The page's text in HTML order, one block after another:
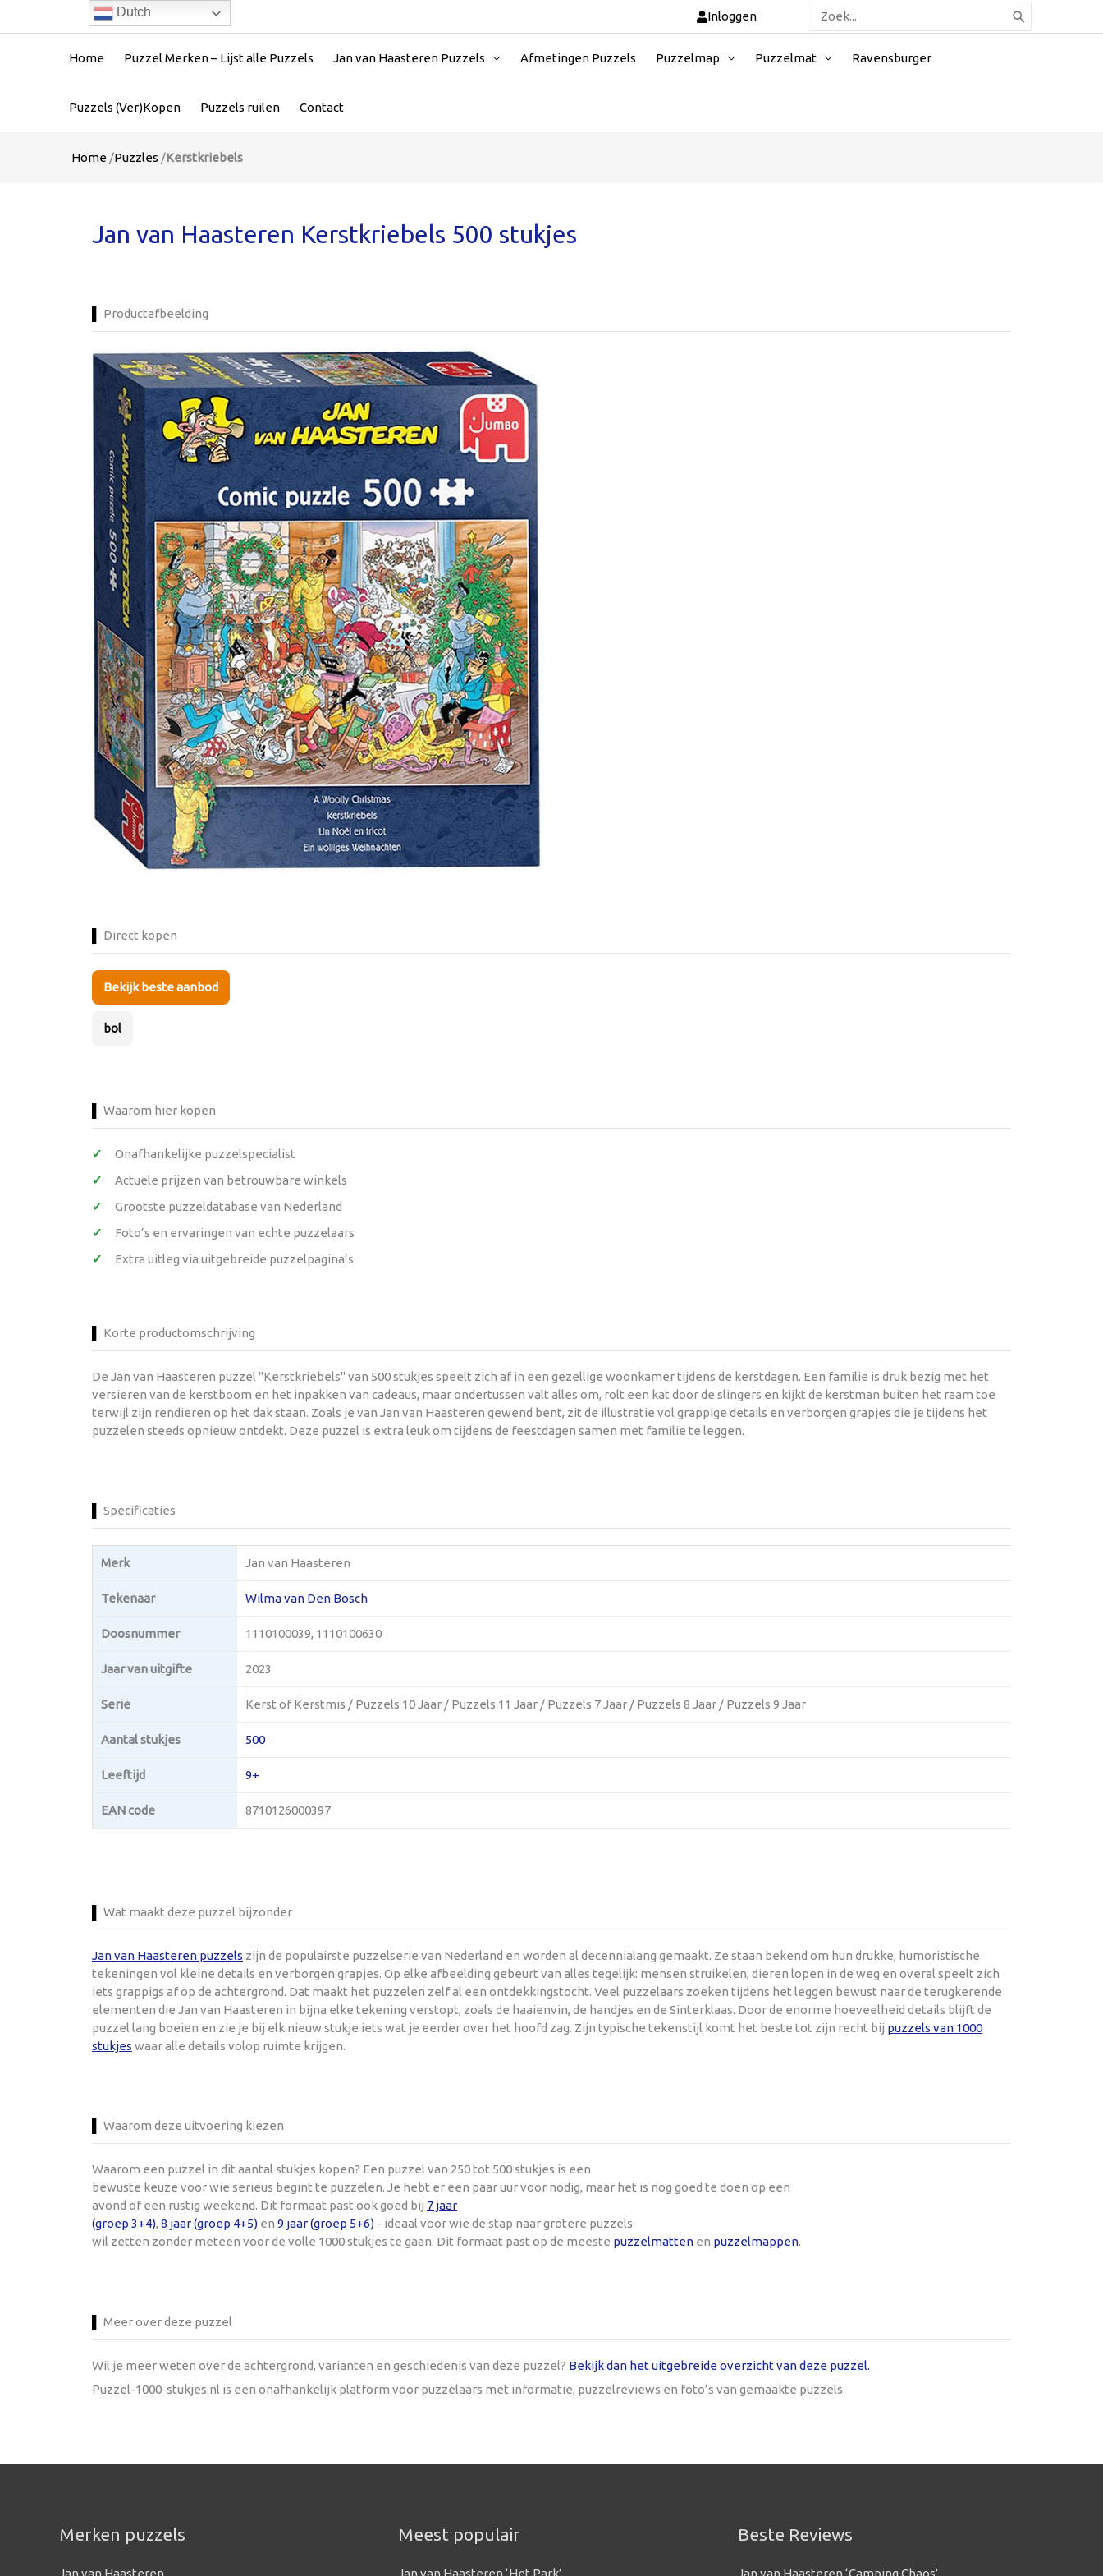
Inloggen
Zoeken
naar:
Home Puzzel Merken – Lijst alle Puzzels Jan van Haasteren Puzzels Afmetingen Puzzels Puzzelmap Puzzelmat Ravensburger
Puzzels (Ver)Kopen Puzzels ruilen Contact
Home /Puzzles /Kerstkriebels
Jan van Haasteren Kerstkriebels 500 stukjes
Productafbeelding
Direct kopen
Bekijk beste aanbod
bol
Waarom hier kopen
Onafhankelijke puzzelspecialist
Actuele prijzen van betrouwbare winkels
Grootste puzzeldatabase van Nederland
Foto’s en ervaringen van echte puzzelaars
Extra uitleg via uitgebreide puzzelpagina’s
Korte productomschrijving
De Jan van Haasteren puzzel "Kerstkriebels" van 500 stukjes speelt zich af in een gezellige woonkamer tijdens de kerstdagen. Een familie is druk bezig met het
versieren van de kerstboom en het inpakken van cadeaus, maar ondertussen valt alles om, rolt een kat door de slingers en kijkt de kerstman buiten het raam toe
terwijl zijn rendieren op het dak staan. Zoals je van Jan van Haasteren gewend bent, zit de illustratie vol grappige details en verborgen grapjes die je tijdens het
puzzelen steeds opnieuw ontdekt. Deze puzzel is extra leuk om tijdens de feestdagen samen met familie te leggen.
Specificaties
Merk Jan van Haasteren
Tekenaar Wilma van Den Bosch
Doosnummer 1110100039, 1110100630
Jaar van uitgifte 2023
Serie Kerst of Kerstmis / Puzzels 10 Jaar / Puzzels 11 Jaar / Puzzels 7 Jaar / Puzzels 8 Jaar / Puzzels 9 Jaar
Aantal stukjes 500
Leeftijd 9+
EAN code 8710126000397
Wat maakt deze puzzel bijzonder
Jan van Haasteren puzzels zijn de populairste puzzelserie van Nederland en worden al decennialang gemaakt. Ze staan bekend om hun drukke, humoristische
tekeningen vol kleine details en verborgen grapjes. Op elke afbeelding gebeurt van alles tegelijk: mensen struikelen, dieren lopen in de weg en overal speelt zich
iets grappigs af op de achtergrond. Dat maakt het puzzelen zelf al een ontdekkingstocht. Veel puzzelaars zoeken tijdens het leggen bewust naar de terugkerende
elementen die Jan van Haasteren in bijna elke tekening verstopt, zoals de haaienvin, de handjes en de Sinterklaas. Door de enorme hoeveelheid details blijft de
puzzel lang boeien en zie je bij elk nieuw stukje iets wat je eerder over het hoofd zag. Zijn typische tekenstijl komt het beste tot zijn recht bij puzzels van 1000
stukjes waar alle details volop ruimte krijgen.
Waarom deze uitvoering kiezen
Waarom een puzzel in dit aantal stukjes kopen? Een puzzel van 250 tot 500 stukjes is een
bewuste keuze voor wie serieus begint te puzzelen. Je hebt er een paar uur voor nodig, maar het is nog goed te doen op een
avond of een rustig weekend. Dit formaat past ook goed bij 7 jaar
(groep 3+4), 8 jaar (groep 4+5) en 9 jaar (groep 5+6) - ideaal voor wie de stap naar grotere puzzels
wil zetten zonder meteen voor de volle 1000 stukjes te gaan. Dit formaat past op de meeste puzzelmatten en puzzelmappen.
Meer over deze puzzel
Wil je meer weten over de achtergrond, varianten en geschiedenis van deze puzzel? Bekijk dan het uitgebreide overzicht van deze puzzel.
Puzzel-1000-stukjes.nl is een onafhankelijk platform voor puzzelaars met informatie, puzzelreviews en foto’s van gemaakte puzzels.
Merken puzzels
Jan van Haasteren
Meest populair
Jan van Haasteren ‘Het Park’
Beste Reviews
Jan van Haasteren ‘Camping Chaos’
Dutch